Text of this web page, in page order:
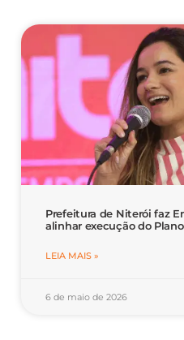
Prefeitura de Niterói faz
alinhar execução do
LEIA MAIS »
6 de maio de 2026